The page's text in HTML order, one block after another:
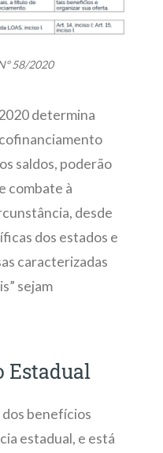
58/2020
determina
saldos, poderão
combate à
desde
dos estados e
caracterizadas
sejam
Estadual
benefícios
estadual, e está